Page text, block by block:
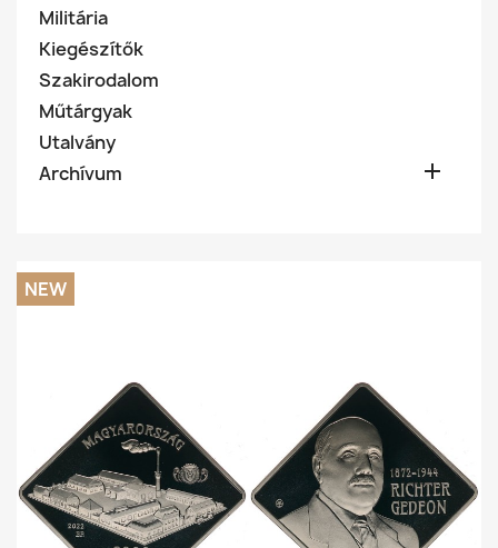
Militária
Kiegészítők
Szakirodalom
Műtárgyak
Utalvány
Archívum

NEW